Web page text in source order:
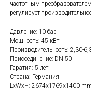
частотным
регулирует
Давление: 10 бар
Мощность: 45 кВт
Производительность: 2,30-
Присоединение: DN 50
Гаратия: 5 лет
Страна: Германия
LxWxH: 2674x1769x1400 mm